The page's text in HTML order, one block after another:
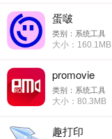
蛋啵
类别：系统工具
大小：160.1MB
promovie
类别：系统工具
大小：80.3MB
趣打印